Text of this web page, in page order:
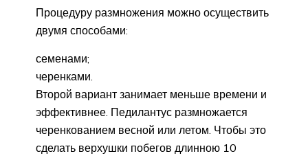
Процедуру размножения можно осуществить
двумя способами:
семенами;
черенками.
Второй вариант занимает меньше времени и
эффективнее. Педилантус размножается
черенкованием весной или летом. Чтобы это
сделать верхушки побегов длинною 10